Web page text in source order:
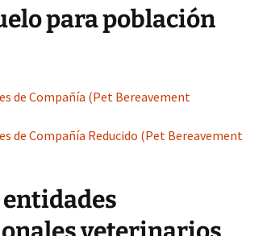
asistidas (UNIA, 2014-15)
en Aplicaciones
Perro… (2008-12)
para población
de Compañía (Pet Bereavement
de Compañía Reducido (Pet Bereavement